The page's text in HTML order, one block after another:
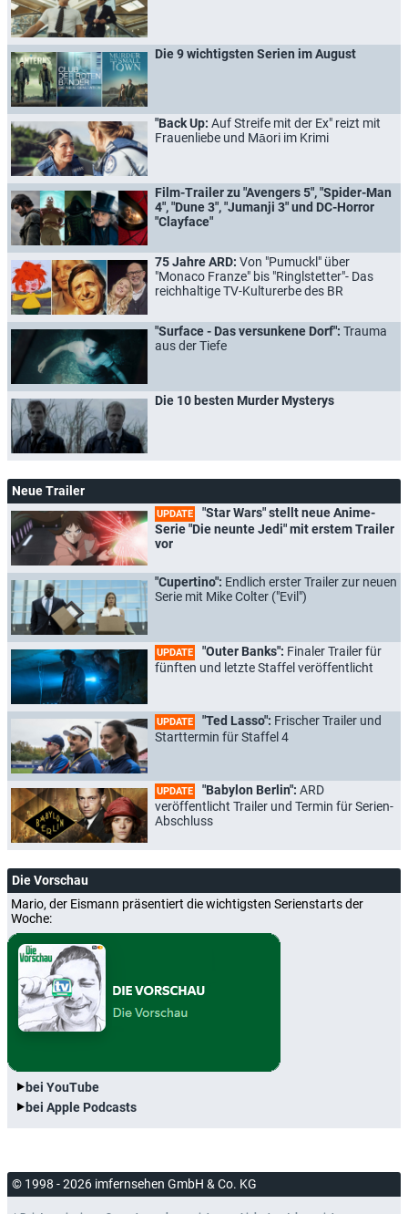
Die 9 wichtigsten Serien im August
"Back Up: Auf Streife mit der Ex" reizt mit
Frauenliebe und Māori im Krimi
Film-Trailer zu "Avengers 5", "Spider-Man
4", "Dune 3", "Jumanji 3" und DC-Horror
"Clayface"
75 Jahre ARD: Von "Pumuckl" über
"Monaco Franze" bis "Ringlstetter"- Das
reichhaltige TV-Kulturerbe des BR
"Surface - Das versunkene Dorf": Trauma
aus der Tiefe
Die 10 besten Murder Mysterys
Neue Trailer
UPDATE
"Star Wars" stellt neue Anime-
Serie "Die neunte Jedi" mit erstem Trailer
vor
"Cupertino": Endlich erster Trailer zur neuen
Serie mit Mike Colter ("Evil")
UPDATE "Outer Banks": Finaler Trailer für
fünften und letzte Staffel veröffentlicht
UPDATE "Ted Lasso": Frischer Trailer und
Starttermin für Staffel 4
UPDATE "Babylon Berlin": ARD
veröffentlicht Trailer und Termin für Serien-
Abschluss
Die Vorschau
Mario, der Eismann präsentiert die wichtigsten Serienstarts der
Woche:
bei YouTube
bei Apple Podcasts
© 1998 - 2026 imfernsehen GmbH & Co. KG